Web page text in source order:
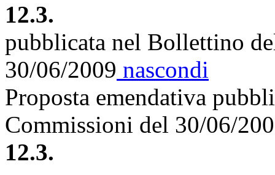
12.3.
pubblicata nel Bollettino
30/06/2009 nascondi
Proposta emendativa
Commissioni del 30/06/
12.3.